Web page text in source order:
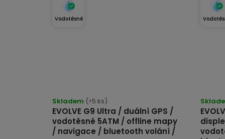
Vodotěsné
EVOLVE G9 Ultra / duální GPS /
vodotěsné 5ATM / offline mapy
/ navigace / bluetooth volání /
Skladem (>5 ks)
je